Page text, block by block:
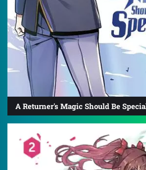
A Returner's Magic Should Be